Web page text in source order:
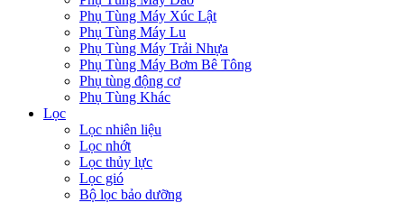
Phụ Tùng Máy Xúc Lật
Phụ Tùng Máy Lu
Phụ Tùng Máy Trải Nhựa
Phụ Tùng Máy Bơm Bê Tông
Phụ tùng động cơ
Phụ Tùng Khác
Lọc
Lọc nhiên liệu
Lọc nhớt
Lọc thủy lực
Lọc gió
Bộ lọc bảo dưỡng